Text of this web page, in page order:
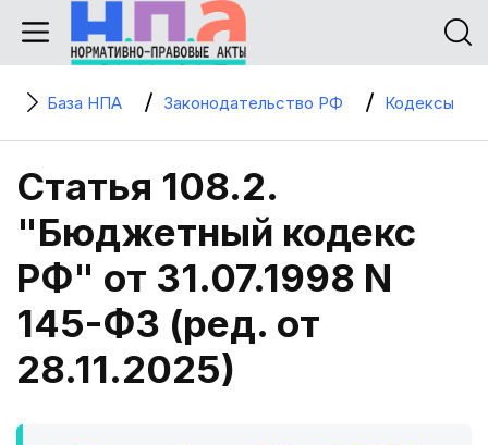
База НПА Законодательство РФ Кодексы
Статья 108.2.
"Бюджетный кодекс
РФ" от 31.07.1998 N
145-ФЗ (ред. от
28.11.2025)